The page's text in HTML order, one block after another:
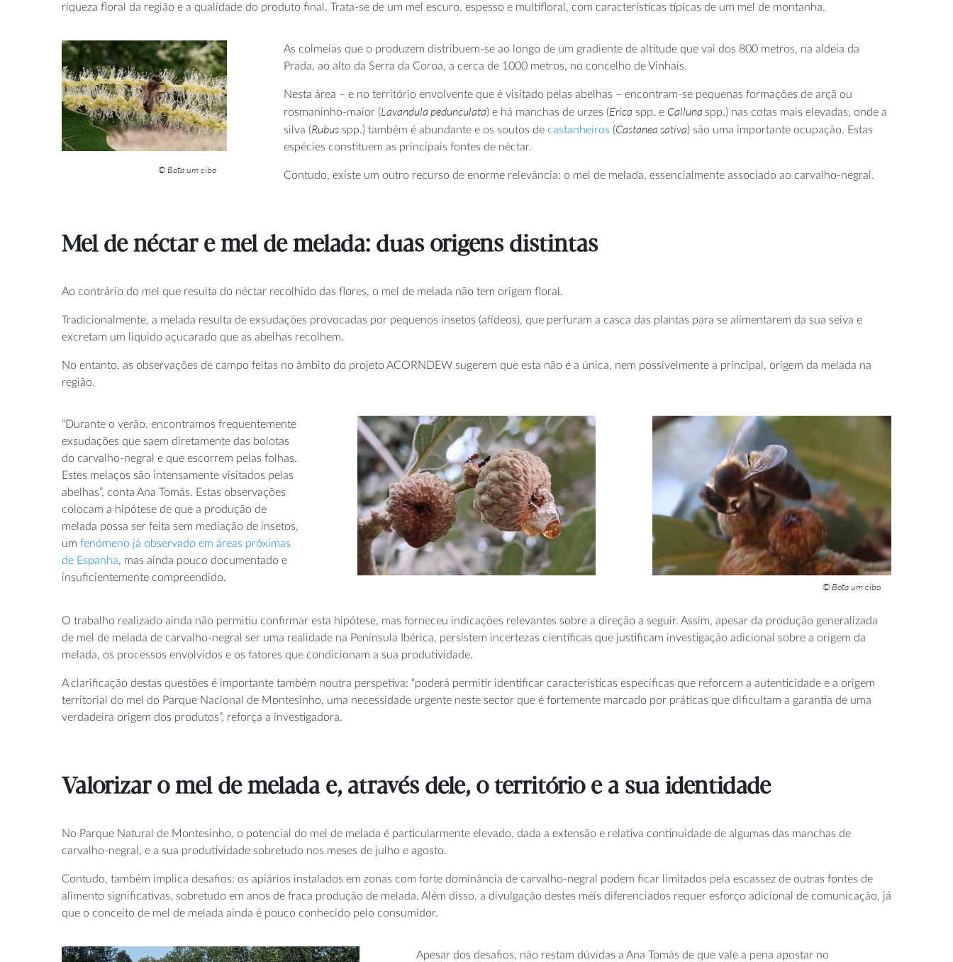
riqueza floral da região e a qualidade do produto final. Trata-se de um mel escuro, espesso e multifloral, com características típicas de um mel de montanha.
© Bota um cibo
As colmeias que o produzem distribuem-se ao longo de um gradiente de altitude que vai dos 800 metros, na aldeia da
Prada, ao alto da Serra da Coroa, a cerca de 1000 metros, no concelho de Vinhais.
Nesta área – e no território envolvente que é visitado pelas abelhas – encontram-se pequenas formações de arçã ou
rosmaninho-maior (Lavandula pedunculata) e há manchas de urzes (Erica spp. e Calluna spp.) nas cotas mais elevadas, onde a
silva (Rubusspp.) também é abundante e os soutos de castanheiros (Castanea sativa) são uma importante ocupação. Estas
espécies constituem as principais fontes de néctar.
Contudo, existe um outro recurso de enorme relevância: o mel de melada, essencialmente associado ao carvalho-negral.
Mel de néctar e mel demelada: duas origens distintas
Ao contrário do mel que resulta do néctar recolhido das flores, o mel de melada não tem origem floral.
Tradicionalmente, a melada resulta de exsudações provocadas por pequenos insetos (afídeos), que perfuram a casca das plantas para se alimentarem da sua seiva e
excretam um líquido açucarado que as abelhas recolhem.
No entanto, as observações de campo feitas no âmbito do projeto ACORNDEW sugerem que esta não é a única, nem possivelmente a principal, origem da melada na
região.
“Durante o verão, encontramos frequentemente
exsudações que saem diretamente das bolotas
do carvalho-negral e que escorrem pelas folhas.
Estes melaços são intensamente visitados pelas
abelhas”, conta Ana Tomás. Estas observações
colocam a hipótese de que a produção de
melada possa ser feita sem mediação de insetos,
um fenómeno já observado em áreas próximas
de Espanha, mas ainda pouco documentado e
insuficientemente compreendido.
© Bota um cibo
O trabalho realizado ainda não permitiu confirmar esta hipótese, mas forneceu indicações relevantes sobre a direção a seguir. Assim, apesar da produção generalizada
de mel de melada de carvalho-negral ser uma realidade na Península Ibérica, persistem incertezas científicas que justificam investigação adicional sobre a origem da
melada, os processos envolvidos e os fatores que condicionam a sua produtividade.
A clarificação destas questões é importante também noutra perspetiva: “poderá permitir identificar características específicas que reforcem a autenticidade e a origem
territorial do mel do Parque Nacional de Montesinho, uma necessidade urgente neste sector que é fortemente marcado por práticas que dificultam a garantia de uma
verdadeira origem dos produtos”, reforça a investigadora.
Valorizar o mel de melada e, através dele, o território e a sua identidade
No Parque Natural de Montesinho, o potencial do mel de melada é particularmente elevado, dada a extensão e relativa continuidade de algumas das manchas de
carvalho-negral, e a sua produtividade sobretudo nos meses de julho e agosto.
Contudo, também implica desafios: os apiários instalados em zonas com forte dominância de carvalho-negral podem ficar limitados pela escassez de outras fontes de
alimento significativas, sobretudo em anos de fraca produção de melada. Além disso, a divulgação destes méis diferenciados requer esforço adicional de comunicação, já
que o conceito de mel de melada ainda é pouco conhecido pelo consumidor.
Apesar dos desafios, não restam dúvidas a Ana Tomás de que vale a pena apostar no